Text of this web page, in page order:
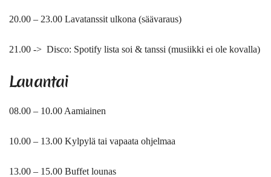
20.00 – 23.00 Lavatanssit ulkona (säävaraus)
21.00 -> Disco: Spotify lista soi & tanssi (musiikki ei ole kovalla)
Lauantai
08.00 – 10.00 Aamiainen
10.00 – 13.00 Kylpylä tai vapaata ohjelmaa
13.00 – 15.00 Buffet lounas